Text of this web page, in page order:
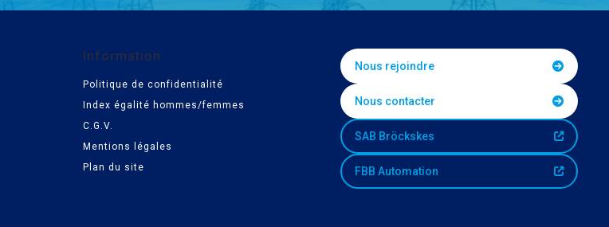
Information
Politique de confidentialité
Index égalité hommes/femmes
C.G.V.
Mentions légales
Plan du site
Nous rejoindre
Nous contacter
SAB Bröckskes
FBB Automation